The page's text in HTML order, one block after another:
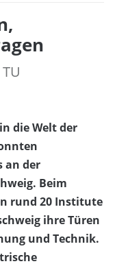
die Welt der
an der
Beim
rund 20 Institute
ihre Türen
und Technik.